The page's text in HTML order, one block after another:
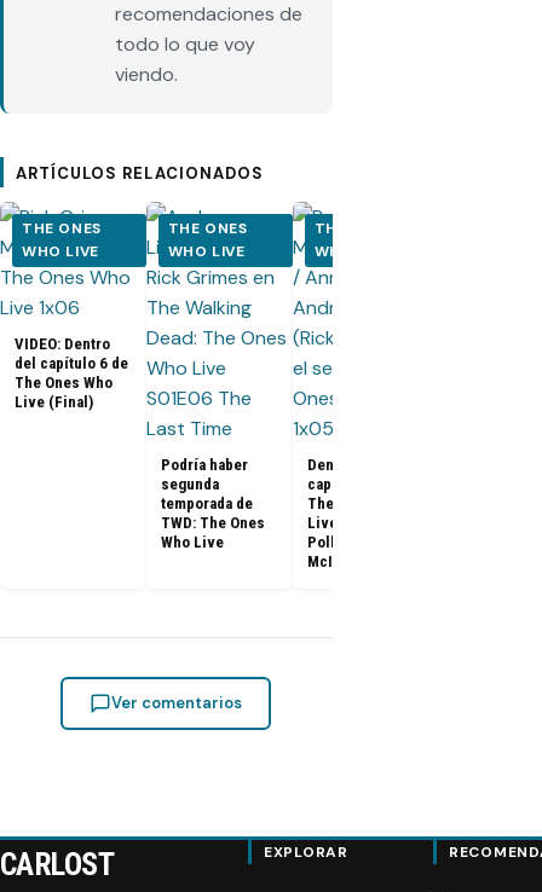
recomendaciones de
todo lo que voy
viendo.
ARTÍCULOS RELACIONADOS
THE ONES
WHO LIVE
VIDEO: Dentro
del capítulo 6 de
The Ones Who
Live (Final)
THE ONES
WHO LIVE
Podría haber
segunda
temporada de
TWD: The Ones
Who Live
THE ONES
WHO LIVE
Dentro del
capítulo 5 de
The Ones Who
Live con
Pollyanna
McIntosh
Ver comentarios
CARLOST EXPLORAR